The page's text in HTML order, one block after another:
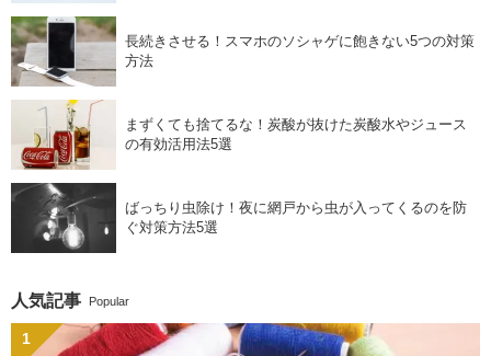
長続きさせる！スマホのソシャゲに飽きない5つの対策
方法
まずくても捨てるな！炭酸が抜けた炭酸水やジュース
の有効活用法5選
ばっちり虫除け！夜に網戸から虫が入ってくるのを防
ぐ対策方法5選
人気記事 Popular